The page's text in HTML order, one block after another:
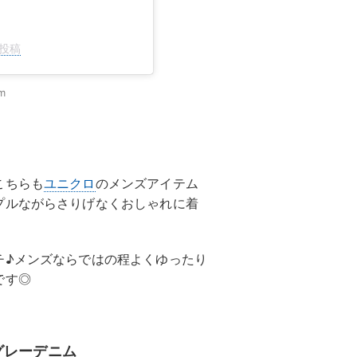
稿
ちらもユニクロ のメンズアイテム
ながらさりげなくおしゃれに着
メンズならではの程よくゆったり
す◎
ーデニム